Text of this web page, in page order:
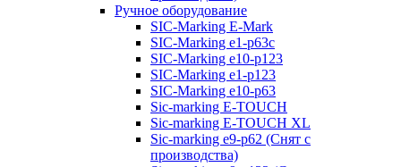
Ручное оборудование
SIC-Marking E-Mark
SIC-Marking e1-p63с
SIC-Marking e10-p123
SIC-Marking e1-p123
SIC-Marking e10-p63
Sic-marking E-TOUCH
Sic-marking E-TOUCH XL
Sic-marking e9-p62 (Снят с
производства)